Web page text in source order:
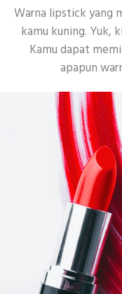
Warna lipstick yang
kamu kuning. Yuk,
Kamu dapat
apapun